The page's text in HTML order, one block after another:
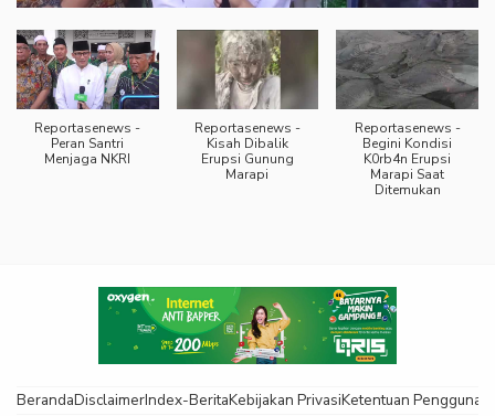
Reportasenews -
Peran Santri
Menjaga NKRI
Reportasenews -
Kisah Dibalik
Erupsi Gunung
Marapi
Reportasenews -
Begini Kondisi
K0rb4n Erupsi
Marapi Saat
Ditemukan
BerandaDisclaimerIndex-BeritaKebijakan PrivasiKetentuan Pengguna